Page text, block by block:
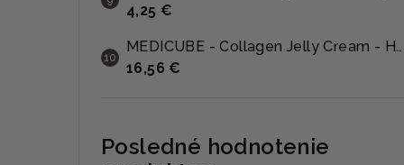
4,25 €
MEDICUBE - Collagen Jelly Cream - Hydratačný kolagénový krém s morským proteínom 50ml
16,56 €
Posledné hodnotenie